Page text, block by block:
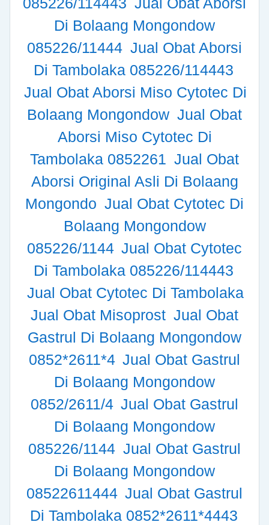
Di Bolaang Mongondow
085226/11444 Jual Obat Aborsi
Di Tambolaka 085226/114443
Jual Obat Aborsi Miso Cytotec Di
Bolaang Mongondow Jual Obat
Aborsi Miso Cytotec Di
Tambolaka 0852261 Jual Obat
Aborsi Original Asli Di Bolaang
Mongondo Jual Obat Cytotec Di
Bolaang Mongondow
085226/1144 Jual Obat Cytotec
Di Tambolaka 085226/114443
Jual Obat Cytotec Di Tambolaka
Jual Obat Misoprost Jual Obat
Gastrul Di Bolaang Mongondow
0852*2611*4 Jual Obat Gastrul
Di Bolaang Mongondow
0852/2611/4 Jual Obat Gastrul
Di Bolaang Mongondow
085226/1144 Jual Obat Gastrul
Di Bolaang Mongondow
08522611444 Jual Obat Gastrul
Di Tambolaka 0852*2611*4443